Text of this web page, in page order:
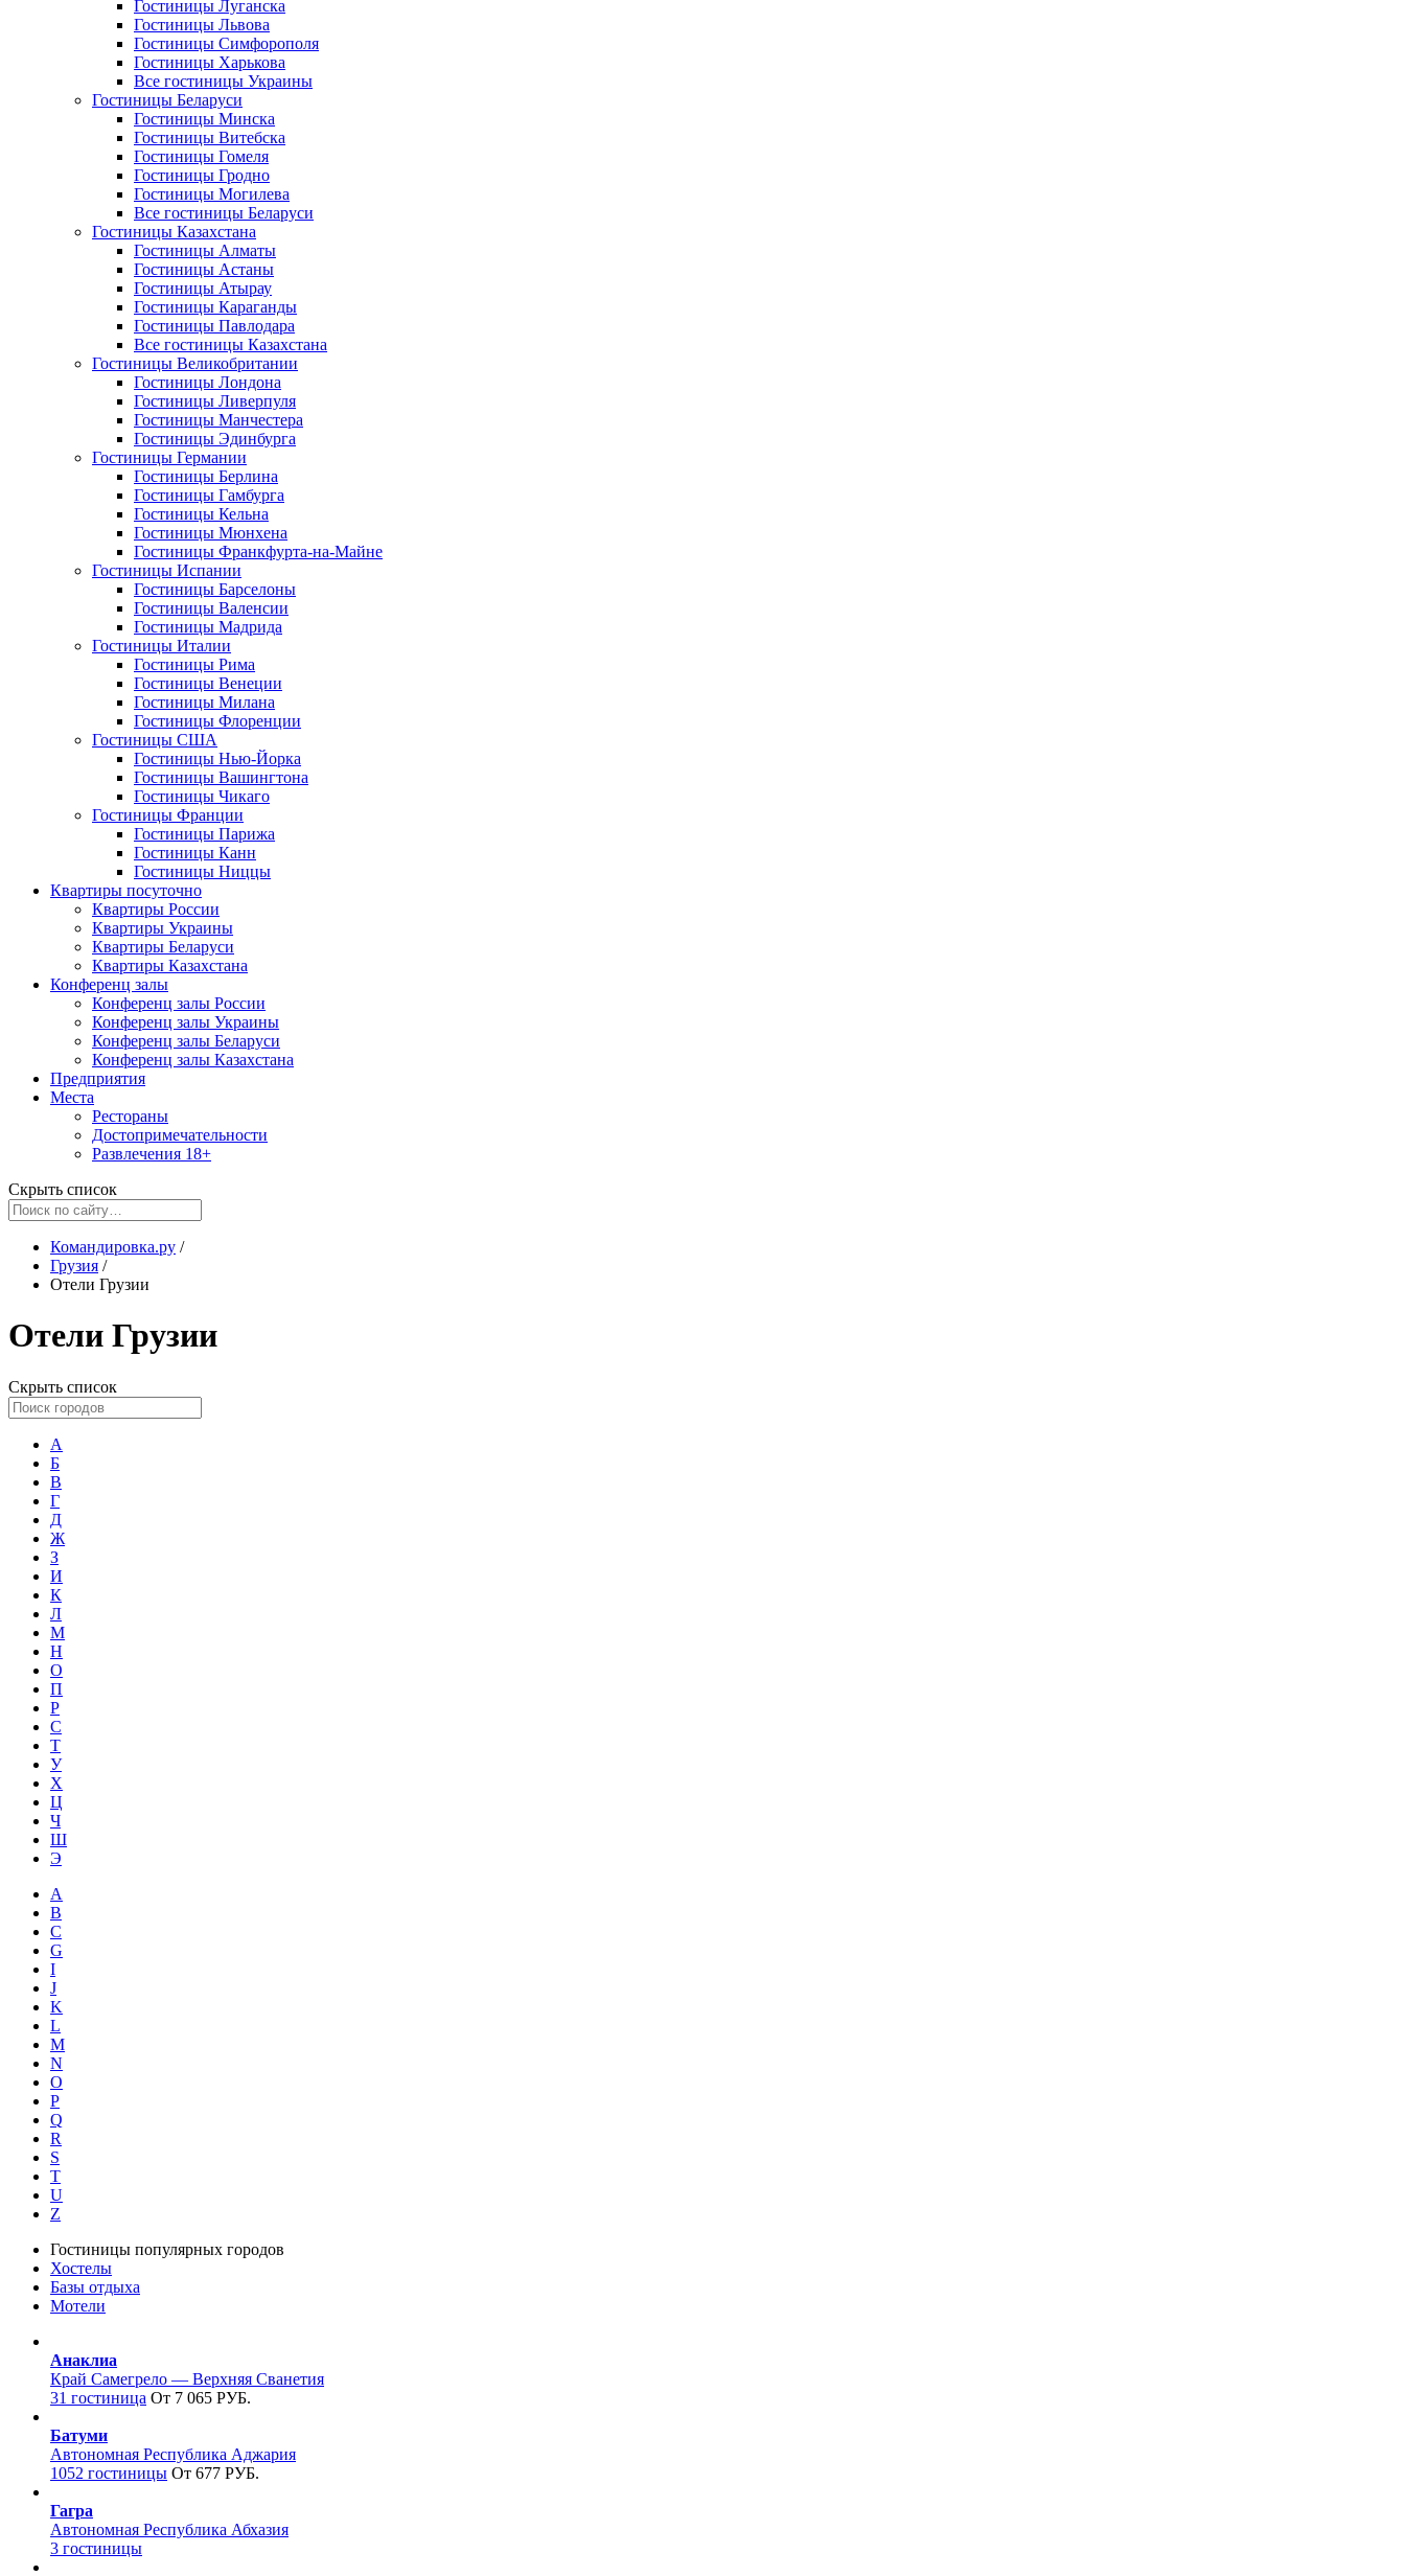
Гостиницы Луганска
Гостиницы Львова
Гостиницы Симфорополя
Гостиницы Харькова
Все гостиницы Украины
Гостиницы Беларуси
Гостиницы Минска
Гостиницы Витебска
Гостиницы Гомеля
Гостиницы Гродно
Гостиницы Могилева
Все гостиницы Беларуси
Гостиницы Казахстана
Гостиницы Алматы
Гостиницы Астаны
Гостиницы Атырау
Гостиницы Караганды
Гостиницы Павлодара
Все гостиницы Казахстана
Гостиницы Великобритании
Гостиницы Лондона
Гостиницы Ливерпуля
Гостиницы Манчестера
Гостиницы Эдинбурга
Гостиницы Германии
Гостиницы Берлина
Гостиницы Гамбурга
Гостиницы Кельна
Гостиницы Мюнхена
Гостиницы Франкфурта-на-Майне
Гостиницы Испании
Гостиницы Барселоны
Гостиницы Валенсии
Гостиницы Мадрида
Гостиницы Италии
Гостиницы Рима
Гостиницы Венеции
Гостиницы Милана
Гостиницы Флоренции
Гостиницы США
Гостиницы Нью-Йорка
Гостиницы Вашингтона
Гостиницы Чикаго
Гостиницы Франции
Гостиницы Парижа
Гостиницы Канн
Гостиницы Ниццы
Квартиры посуточно
Квартиры России
Квартиры Украины
Квартиры Беларуси
Квартиры Казахстана
Конференц залы
Конференц залы России
Конференц залы Украины
Конференц залы Беларуси
Конференц залы Казахстана
Предприятия
Места
Рестораны
Достопримечательности
Развлечения 18+
Скрыть список
Командировка.ру /
Грузия /
Отели Грузии
Отели Грузии
Скрыть список
А
Б
В
Г
Д
Ж
З
И
К
Л
М
Н
О
П
Р
С
Т
У
Х
Ц
Ч
Ш
Э
A
B
C
G
I
J
K
L
M
N
O
P
Q
R
S
T
U
Z
Гостиницы популярных городов
Хостелы
Базы отдыха
Мотели
Анаклиа
Край Самегрело — Верхняя Сванетия
31 гостиница От 7 065 РУБ.
Батуми
Автономная Республика Аджария
1052 гостиницы От 677 РУБ.
Гагра
Автономная Республика Абхазия
3 гостиницы